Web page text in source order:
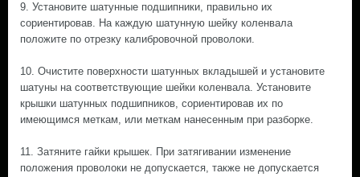
9. Установите шатунные подшипники, правильно их
сориентировав. На каждую шатунную шейку коленвала
положите по отрезку калибровочной проволоки.
10. Очистите поверхности шатунных вкладышей и установите
шатуны на соответствующие шейки коленвала. Установите
крышки шатунных подшипников, сориентировав их по
имеющимся меткам, или меткам нанесенным при разборке.
11. Затяните гайки крышек. При затягивании изменение
положения проволоки не допускается, также не допускается